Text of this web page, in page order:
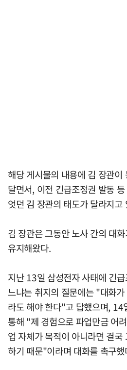
해당 게시물의 내용에 김 장관
달면서, 이전 긴급조정권 발동
엇던 김 장관의 태도가 달라지고
김 장관은 그동안 노사 간의 대
유지해왔다.
지난 13일 삼성전자 사태에 긴
느냐는 취지의 질문에는 "대화
라도 해야 한다"고 답했으며, 14
통해 "제 경험으로 파업만금 어
업 자체가 목적이 아니라면 결국
하기 때문"이라며 대화를 촉구했